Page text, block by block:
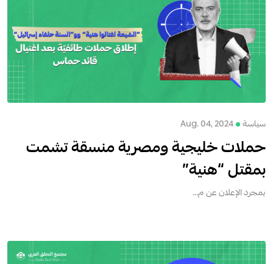
سياسة Aug. 04, 2024
حملات خليجية ومصرية منسقة تشمت
بمقتل “هنية”
بمجرد الإعلان عن م...